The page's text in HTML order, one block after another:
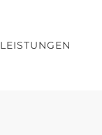
LEISTUNGEN